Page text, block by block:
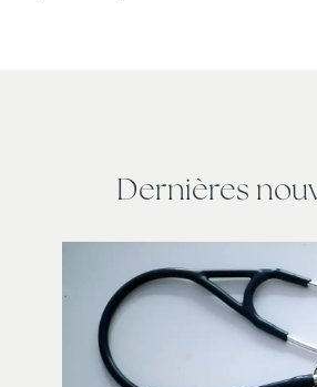
Dernières